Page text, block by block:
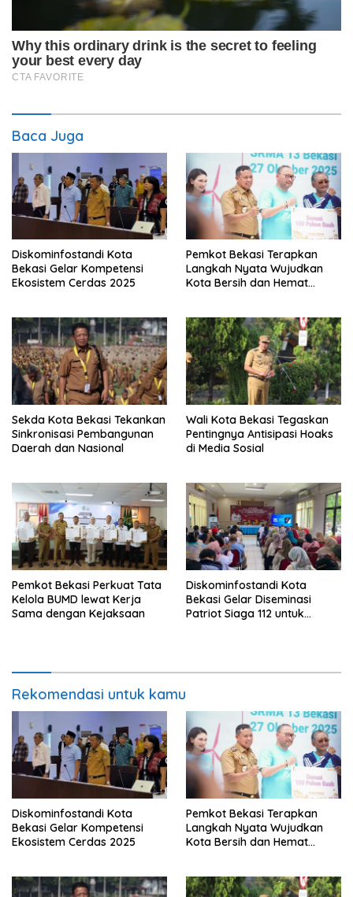
Baca Juga
Diskominfostandi Kota
Bekasi Gelar Kompetensi
Ekosistem Cerdas 2025
Pemkot Bekasi Terapkan
Langkah Nyata Wujudkan
Kota Bersih dan Hemat
Sekda Kota Bekasi Tekankan
Sinkronisasi Pembangunan
Daerah dan Nasional
Wali Kota Bekasi Tegaskan
Pentingnya Antisipasi Hoaks
di Media Sosial
Pemkot Bekasi Perkuat Tata
Kelola BUMD lewat Kerja
Sama dengan Kejaksaan
Diskominfostandi Kota
Bekasi Gelar Diseminasi
Patriot Siaga 112 untuk
Rekomendasi untuk kamu
Diskominfostandi Kota
Bekasi Gelar Kompetensi
Ekosistem Cerdas 2025
Pemkot Bekasi Terapkan
Langkah Nyata Wujudkan
Kota Bersih dan Hemat